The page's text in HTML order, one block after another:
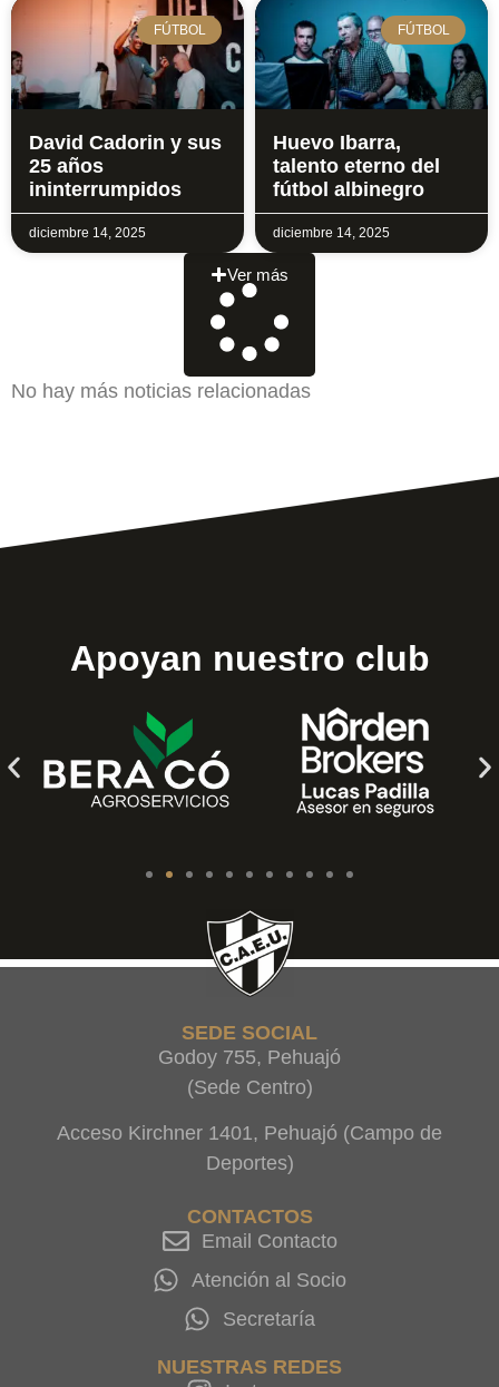
FÚTBOL
David Cadorin y sus
25 años
ininterrumpidos
diciembre 14, 2025
FÚTBOL
Huevo Ibarra,
talento eterno del
fútbol albinegro
diciembre 14, 2025
Ver más
No hay más noticias relacionadas
Apoyan nuestro club
SEDE SOCIAL
Godoy 755, Pehuajó
(Sede Centro)
Acceso Kirchner 1401, Pehuajó (Campo de
Deportes)
CONTACTOS
Email Contacto
Atención al Socio
Secretaría
NUESTRAS REDES